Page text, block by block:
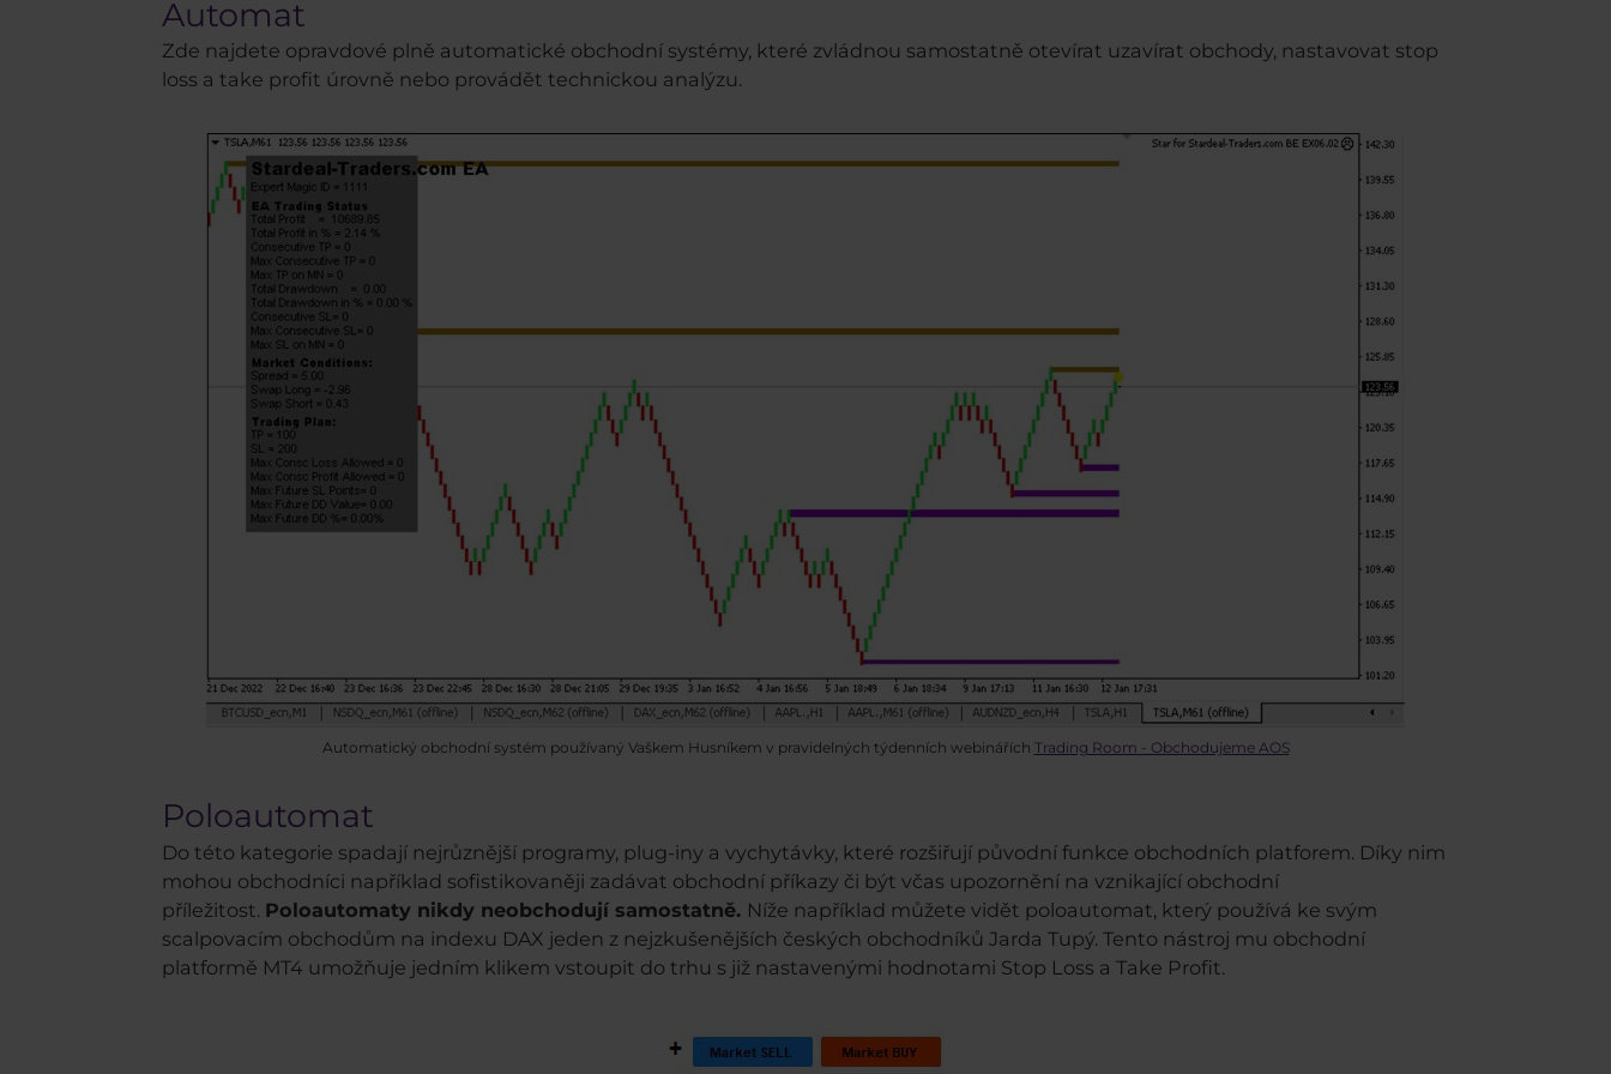
Automat
Zde najdete opravdové plně automatické obchodní systémy, které zvládnou samostatně otevírat uzavírat obchody, nastavovat stop
loss a take profit úrovně nebo provádět technickou analýzu.
Automatický obchodní systém používaný Vaškem Husníkem v pravidelných týdenních webinářích Trading Room - Obchodujeme AOS
Poloautomat
Do této kategorie spadají nejrůznější programy, plug-iny a vychytávky, které rozšiřují původní funkce obchodních platforem. Díky nim
mohou obchodníci například sofistikovaněji zadávat obchodní příkazy či být včas upozornění na vznikající obchodní
příležitost. Poloautomaty nikdy neobchodují samostatně. Níže například můžete vidět poloautomat, který používá ke svým
scalpovacím obchodům na indexu DAX jeden z nejzkušenějších českých obchodníků Jarda Tupý. Tento nástroj mu obchodní
platformě MT4 umožňuje jedním klikem vstoupit do trhu s již nastavenými hodnotami Stop Loss a Take Profit.